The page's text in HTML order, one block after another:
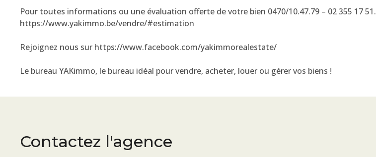
Pour toutes informations ou une évaluation offerte de votre bien 0470/10.47.79 – 02 355 17 51.
https://www.yakimmo.be/vendre/#estimation
Rejoignez nous sur https://www.facebook.com/yakimmorealestate/
Le bureau YAKimmo, le bureau idéal pour vendre, acheter, louer ou gérer vos biens !
Contactez l'agence